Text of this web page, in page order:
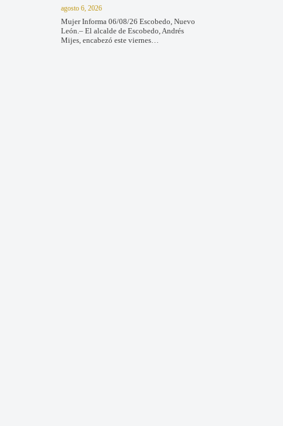
agosto 6, 2026
Mujer Informa 06/08/26 Escobedo, Nuevo
León.– El alcalde de Escobedo, Andrés
Mijes, encabezó este viernes…